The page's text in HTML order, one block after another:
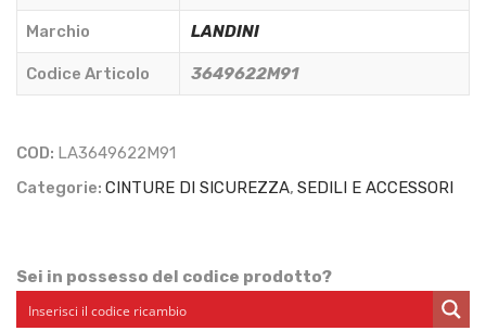
3649622M91
quantità
Marchio LANDINI
Codice Articolo 3649622M91
COD: LA3649622M91
Categorie: CINTURE DI SICUREZZA, SEDILI E ACCESSORI
Sei in possesso del codice prodotto?